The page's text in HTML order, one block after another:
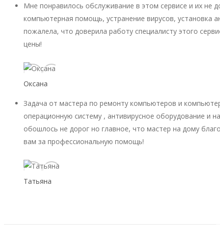
Мне понравилось обслуживание в этом сервисе и их не
компьютерная помощь, устранение вирусов, установка
пожалела, что доверила работу специалисту этого
цены!
Оксана
Задача от мастера по ремонту компьютеров и
операционную систему , антивирусное оборудование и
обошлось не дорог но главное, что мастер на дому
вам за профессиональную помощь!
Татьяна